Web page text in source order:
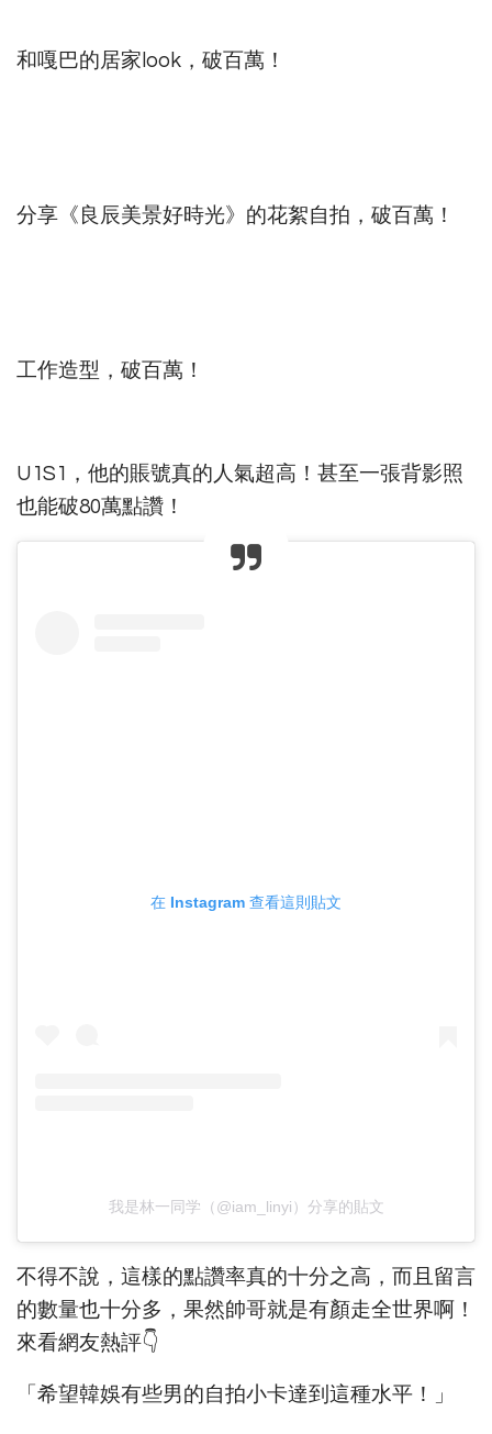
和嘎巴的居家look，破百萬！
分享《良辰美景好時光》的花絮自拍，破百萬！
工作造型，破百萬！
U1S1，他的賬號真的人氣超高！甚至一張背影照
也能破80萬點讚！
在 Instagram 查看這則貼文
我是林一同学（@iam_linyi）分享的貼文
不得不說，這樣的點讚率真的十分之高，而且留言
的數量也十分多，果然帥哥就是有顏走全世界啊！
來看網友熱評👇
「希望韓娛有些男的自拍小卡達到這種水平！」